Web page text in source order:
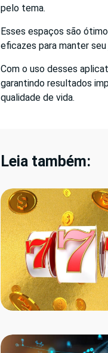
pelo tema.
Esses espaços são
eficazes para manter
Com o uso desses
garantindo resultados
qualidade de vida.
Leia também: